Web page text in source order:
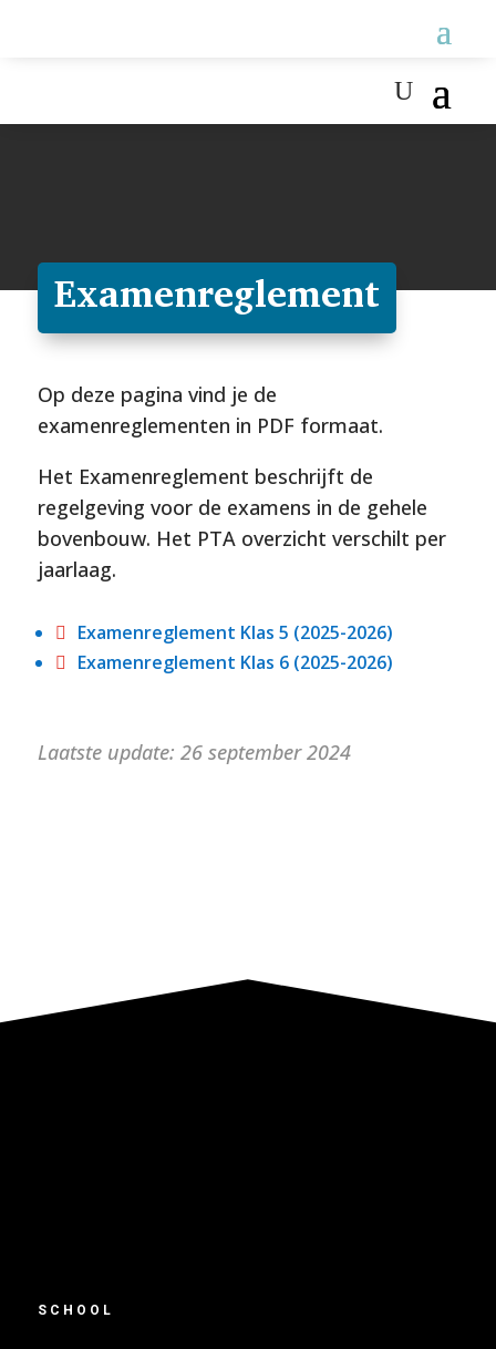
Examenreglement
Op deze pagina vind je de
examenreglementen in PDF formaat.
Het Examenreglement beschrijft de
regelgeving voor de examens in de gehele
bovenbouw. Het PTA overzicht verschilt per
jaarlaag.
 Examenreglement Klas 5 (2025-2026)
 Examenreglement Klas 6 (2025-2026)
Laatste update: 26 september 2024
SCHOOL